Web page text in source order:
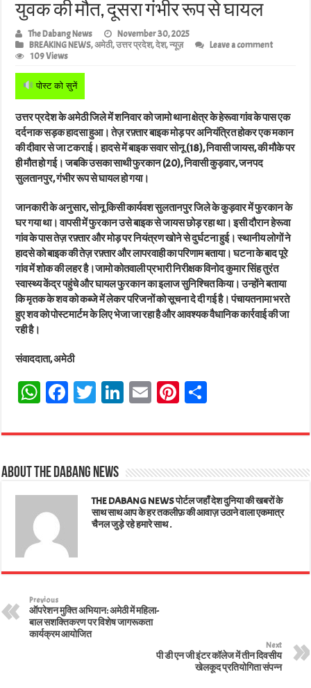
युवक की मौत, दूसरा गंभीर रूप से घायल
The Dabang News
November 30, 2025
BREAKING NEWS,अमेठी,उत्तर प्रदेश,देश,न्यूज़
Leave a comment
109 Views
पोस्ट को सुनें
उत्तर प्रदेश के अमेठी जिले में शनिवार को जामो थाना क्षेत्र के हेरूवा गांव के पास एक
दर्दनाक सड़क हादसा हुआ। तेज़ रफ़्तार बाइक मोड़ पर अनियंत्रित होकर एक मकान
की दीवार से जा टकराई। हादसे में बाइक सवार सोनू (18), निवासी जायस, की मौके पर
ही मौत हो गई। जबकि उसका साथी फुरकान (20), निवासी कुड़वार, जनपद
सुलतानपुर, गंभीर रूप से घायल हो गया।
जानकारी के अनुसार, सोनू किसी कार्यवश सुलतानपुर जिले के कुड़वार में फुरकान के
घर गया था। वापसी में फुरकान उसे बाइक से जायस छोड़ रहा था। इसी दौरान हेरूवा
गांव के पास तेज़ रफ़्तार और मोड़ पर नियंत्रण खोने से दुर्घटना हुई। स्थानीय लोगों ने
हादसे को बाइक की तेज़ रफ़्तार और लापरवाही का परिणाम बताया। घटना के बाद पूरे
गांव में शोक की लहर है।जामो कोतवाली प्रभारी निरीक्षक विनोद कुमार सिंह तुरंत
स्वास्थ्य केंद्र पहुंचे और घायल फुरकान का इलाज सुनिश्चित किया। उन्होंने बताया
कि मृतक के शव को कब्जे में लेकर परिजनों को सूचना दे दी गई है। पंचायतनामा भरते
हुए शव को पोस्टमार्टम के लिए भेजा जा रहा है और आवश्यक वैधानिक कार्रवाई की जा
रही है।
संवाददाता, अमेठी
W
ts
A
pp
Fa
bo
ok
T
tt
er
Li
ed
E
ail
Pi
er
t
e
About The Dabang News
THE DABANG NEWS पोर्टल जहाँ देश दुनिया की खबरों के
साथ साथ आप के हर तकलीफ़ की आवाज़ उठाने वाला एकमात्र
चैनल जुड़े रहे हमारे साथ .
Previous
ऑपरेशन मुक्ति अभियान: अमेठी में महिला-
बाल सशक्तिकरण पर विशेष जागरूकता
कार्यक्रम आयोजित
Next
पी डी एन जी इंटर कॉलेज में तीन दिवसीय
खेलकूद प्रतियोगिता संपन्न